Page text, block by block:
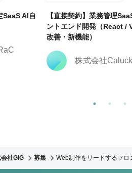
SaaS AI自
【直接契約】業務管理
ントエンド開発（React /
改善・新機能）
株式会社Caluck
社GIG 募集 Web制作をリードするフロ